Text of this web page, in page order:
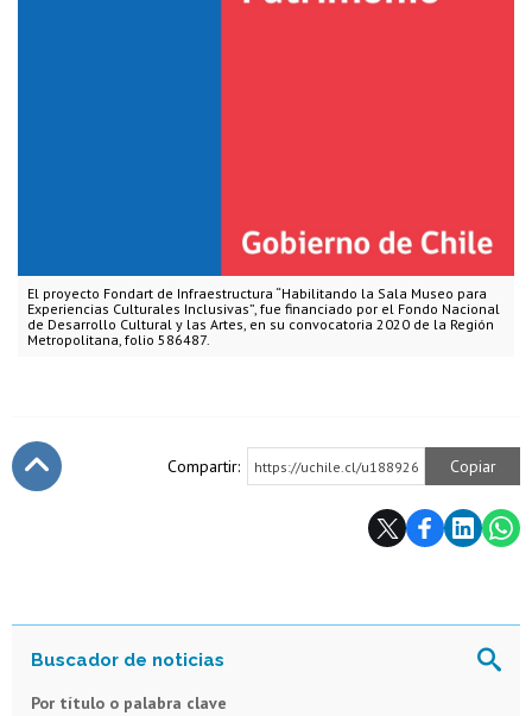
El proyecto Fondart de Infraestructura “Habilitando la Sala Museo para
Experiencias Culturales Inclusivas”, fue financiado por el Fondo Nacional
de Desarrollo Cultural y las Artes, en su convocatoria 2020 de la Región
Metropolitana, folio 586487.
Compartir: https://uchile.cl/u188926 Copiar
Por título o palabra clave